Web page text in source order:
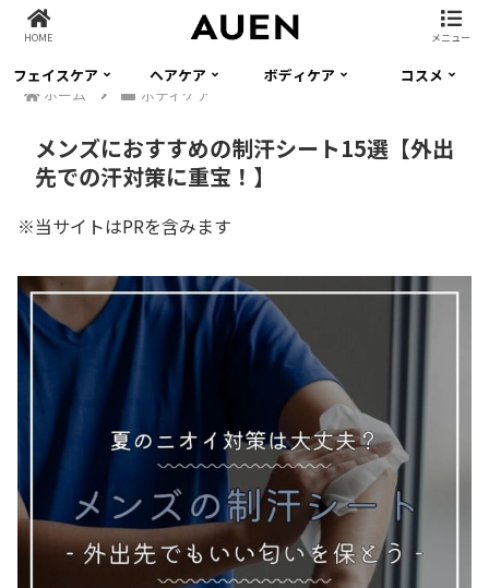
フェイスケア ヘアケア ボディケア
コスメ
ホーム
ボディケア
メンズにおすすめの制汗シート15選【外出
先での汗対策に重宝！】
※当サイトはPRを含みます
HOME メニュー